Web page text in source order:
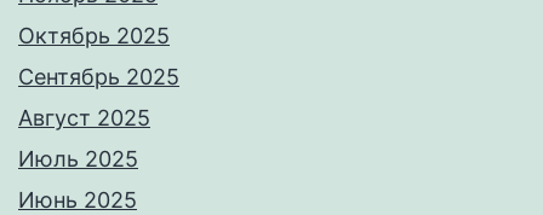
Октябрь 2025
Сентябрь 2025
Август 2025
Июль 2025
Июнь 2025